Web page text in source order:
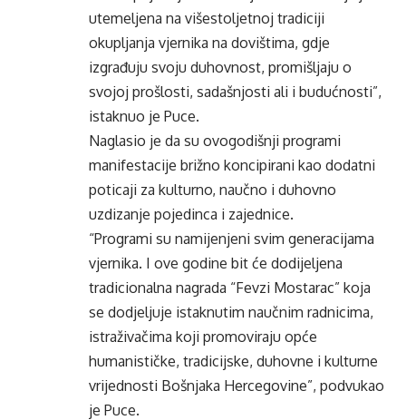
utemeljena na višestoljetnoj tradiciji
okupljanja vjernika na dovištima, gdje
izgrađuju svoju duhovnost, promišljaju o
svojoj prošlosti, sadašnjosti ali i budućnosti”,
istaknuo je Puce.
Naglasio je da su ovogodišnji programi
manifestacije brižno koncipirani kao dodatni
poticaji za kulturno, naučno i duhovno
uzdizanje pojedinca i zajednice.
“Programi su namijenjeni svim generacijama
vjernika. I ove godine bit će dodijeljena
tradicionalna nagrada “Fevzi Mostarac” koja
se dodjeljuje istaknutim naučnim radnicima,
istraživačima koji promoviraju opće
humanističke, tradicijske, duhovne i kulturne
vrijednosti Bošnjaka Hercegovine”, podvukao
je Puce.